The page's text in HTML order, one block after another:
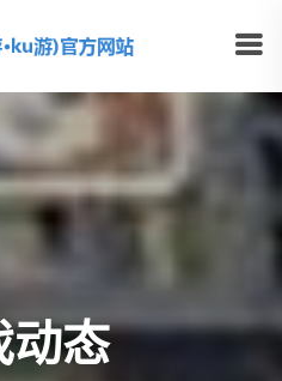
动态